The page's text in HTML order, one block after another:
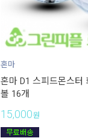
혼마
혼마 D1 스피드몬스터
볼 16개
15,000원